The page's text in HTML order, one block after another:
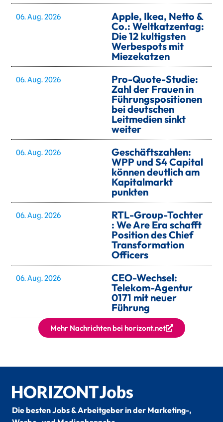
06. Aug. 2026
Apple, Ikea, Netto &
Co.: Weltkatzentag:
Die 12 kultigsten
Werbespots mit
Miezekatzen
06. Aug. 2026
Pro-Quote-Studie:
Zahl der Frauen in
Führungspositionen
bei deutschen
Leitmedien sinkt
weiter
06. Aug. 2026
Geschäftszahlen:
WPP und S4 Capital
können deutlich am
Kapitalmarkt
punkten
06. Aug. 2026
RTL-Group-Tochter
: We Are Era schafft
Position des Chief
Transformation
Officers
06. Aug. 2026
CEO-Wechsel:
Telekom-Agentur
0171 mit neuer
Führung
Mehr Nachrichten bei horizont.net
Die besten Jobs & Arbeitgeber in der Marketing-,